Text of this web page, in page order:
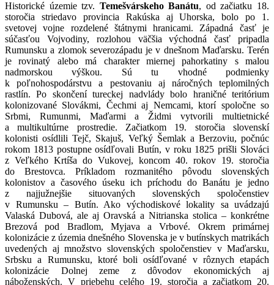
Historické územie tzv. Temešvárskeho Banátu, od začiatku 18.
storočia striedavo provincia Rakúska aj Uhorska, bolo po 1.
svetovej vojne rozdelené štátnymi hranicami. Západná časť je
súčasťou Vojvodiny, rozlohou väčšia východná časť pripadla
Rumunsku a zlomok severozápadu je v dnešnom Maďarsku. Terén
je rovinatý alebo má charakter miernej pahorkatiny s malou
nadmorskou výškou. Sú tu vhodné podmienky
k poľnohospodárstvu a pestovaniu aj náročných teplomilných
rastlín. Po skončení tureckej nadvlády bolo hraničné teritórium
kolonizované Slovákmi, Čechmi aj Nemcami, ktorí spoločne so
Srbmi, Rumunmi, Maďarmi a Židmi vytvorili multietnické
a multikultúrne prostredie. Začiatkom 19. storočia slovenskí
kolonisti osídlili Tejč, Skajuš, Veľký Šemlak a Berzoviu, počnúc
rokom 1813 postupne osídľovali Butín, v roku 1825 prišli Slováci
z Veľkého Krtíša do Vukovej, koncom 40. rokov 19. storočia
do Brestovca. Príkladom rozmanitého pôvodu slovenských
kolonistov a časového úseku ich príchodu do Banátu je jedno
z najjužnejšie situovaných slovenských spoločenstiev
v Rumunsku – Butín. Ako východiskové lokality sa uvádzajú
Valaská Dubová, ale aj Oravská a Nitrianska stolica – konkrétne
Brezová pod Bradlom, Myjava a Vrbové. Okrem primárnej
kolonizácie z územia dnešného Slovenska je v butínskych matrikách
uvedených aj množstvo slovenských spoločenstiev v Maďarsku,
Srbsku a Rumunsku, ktoré boli osídľované v rôznych etapách
kolonizácie Dolnej zeme z dôvodov ekonomických aj
náboženských. V priebehu celého 19. storočia a začiatkom 20.